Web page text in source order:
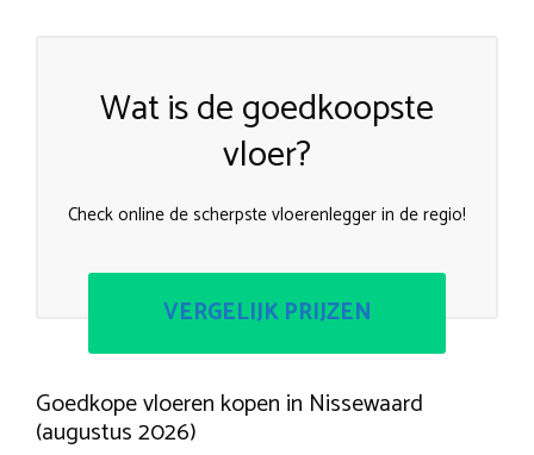
Wat is de goedkoopste
vloer?
Check online de scherpste vloerenlegger in de regio!
VERGELIJK PRIJZEN
Goedkope vloeren kopen in Nissewaard
(augustus 2026)